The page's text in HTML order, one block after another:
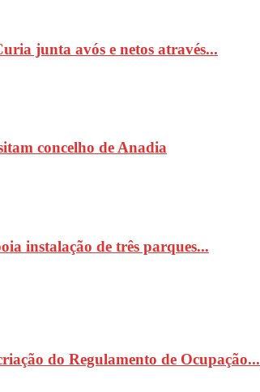
junta avós e netos através...
concelho de Anadia
instalação de três parques...
do Regulamento de Ocupação...